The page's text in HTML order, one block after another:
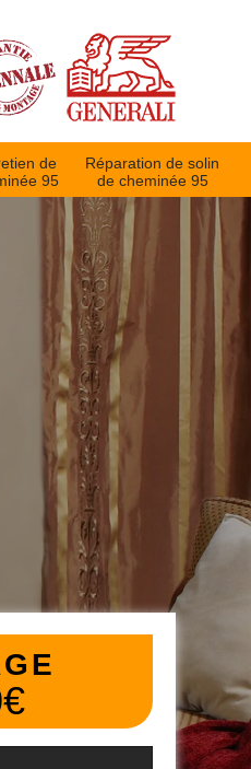
de
95
Réparation de solin
de cheminée 95